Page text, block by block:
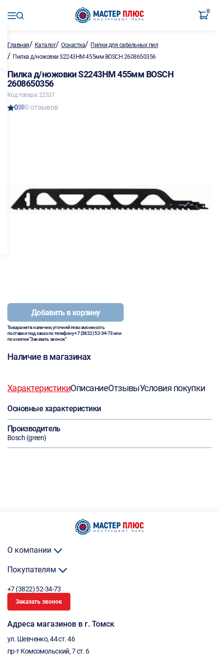
0
Главная/ Каталог/Оснастка/ Пилки для сабельных пил
/ Пилка д/ножовки S2243HM 455мм BOSCH 2608650356
Пилка д/ножовки S2243HM 455мм BOSCH
2608650356
Код товара: 22537
0 0 отзывов
Добавить в корзину
Товара нет в наличии, уточняйте возможность
поставки под заказ по телефону+7 (3822) 52-34-73или
по кнопке "Заказать звонок"
Наличие в магазинах
ХарактеристикиОписаниеОтзывыУсловия покупки
Основные характеристики
Производитель
Bosch (green)
О компании
Покупателям
+7 (3822) 52-34-73
Заказать звонок
Адреса магазинов в г. Томск
ул. Шевченко, 44 ст. 46
пр-т Комсомольский, 7 ст. 6